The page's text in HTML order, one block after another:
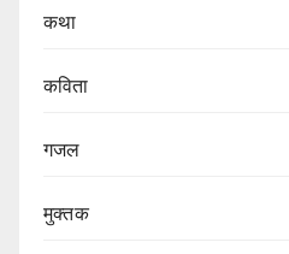
कथा
कविता
गजल
मुक्तक